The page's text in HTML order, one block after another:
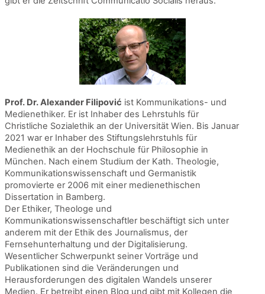
Prof. Dr. Alexander Filipović ist Kommunikations- und
Medienethiker. Er ist Inhaber des Lehrstuhls für
Christliche Sozialethik an der Universität Wien. Bis Januar
2021 war er Inhaber des Stiftungslehrstuhls für
Medienethik an der Hochschule für Philosophie in
München. Nach einem Studium der Kath. Theologie,
Kommunikationswissenschaft und Germanistik
promovierte er 2006 mit einer medienethischen
Dissertation in Bamberg.
Der Ethiker, Theologe und
Kommunikationswissenschaftler beschäftigt sich unter
anderem mit der Ethik des Journalismus, der
Fernsehunterhaltung und der Digitalisierung.
Wesentlicher Schwerpunkt seiner Vorträge und
Publikationen sind die Veränderungen und
Herausforderungen des digitalen Wandels unserer
Medien. Er betreibt einen Blog und gibt mit Kollegen die